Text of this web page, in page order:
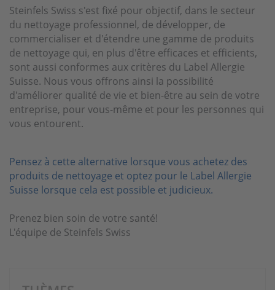
Steinfels Swiss s'est fixé pour objectif, dans le secteur
du nettoyage professionnel, de développer, de
commercialiser et d'étendre une gamme de produits
de nettoyage qui, en plus d'être efficaces et efficients,
sont aussi conformes aux critères du Label Allergie
Suisse. Nous vous offrons ainsi la possibilité
d'améliorer qualité de vie et bien-être au sein de votre
entreprise, pour vous-même et pour les personnes qui
vous entourent.
Pensez à cette alternative lorsque vous achetez des
produits de nettoyage et optez pour le Label Allergie
Suisse lorsque cela est possible et judicieux.
Prenez bien soin de votre santé!
L'équipe de Steinfels Swiss